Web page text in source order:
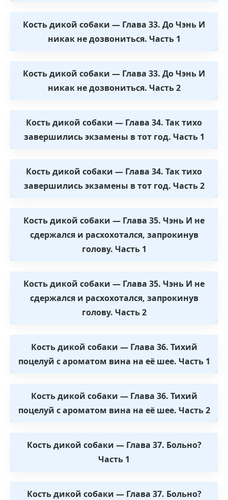
Кость дикой собаки — Глава 33. До Чэнь И
никак не дозвониться. Часть 1
Кость дикой собаки — Глава 33. До Чэнь И
никак не дозвониться. Часть 2
Кость дикой собаки — Глава 34. Так тихо
завершились экзамены в тот год. Часть 1
Кость дикой собаки — Глава 34. Так тихо
завершились экзамены в тот год. Часть 2
Кость дикой собаки — Глава 35. Чэнь И не
сдержался и расхохотался, запрокинув
голову. Часть 1
Кость дикой собаки — Глава 35. Чэнь И не
сдержался и расхохотался, запрокинув
голову. Часть 2
Кость дикой собаки — Глава 36. Тихий
поцелуй с ароматом вина на её шее. Часть 1
Кость дикой собаки — Глава 36. Тихий
поцелуй с ароматом вина на её шее. Часть 2
Кость дикой собаки — Глава 37. Больно?
Часть 1
Кость дикой собаки — Глава 37. Больно?